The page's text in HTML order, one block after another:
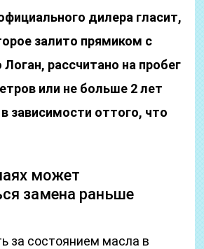
дилера гласит,
залито прямиком с
Логан, рассчитано на пробег
или не больше 2 лет
зависимости оттого, что
может
замена раньше
за состоянием масла в